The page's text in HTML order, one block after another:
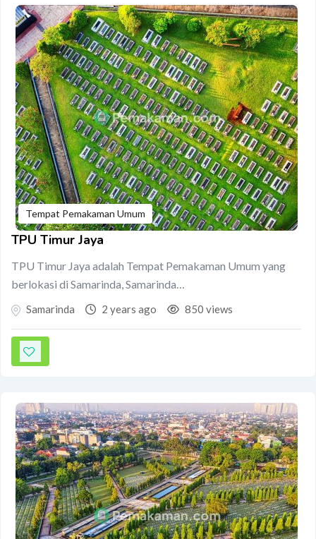
Tempat Pemakaman Umum
TPU Timur Jaya
TPU Timur Jaya adalah Tempat Pemakaman Umum yang
berlokasi di Samarinda, Samarinda…
Samarinda 2 years ago 850 views